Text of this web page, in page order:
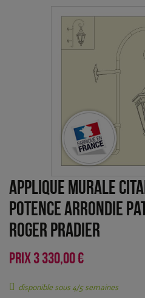
Applique murale
potence arrondie
Roger Pradier
PRIX3 330,00 €
disponible sous 4/5 semaines